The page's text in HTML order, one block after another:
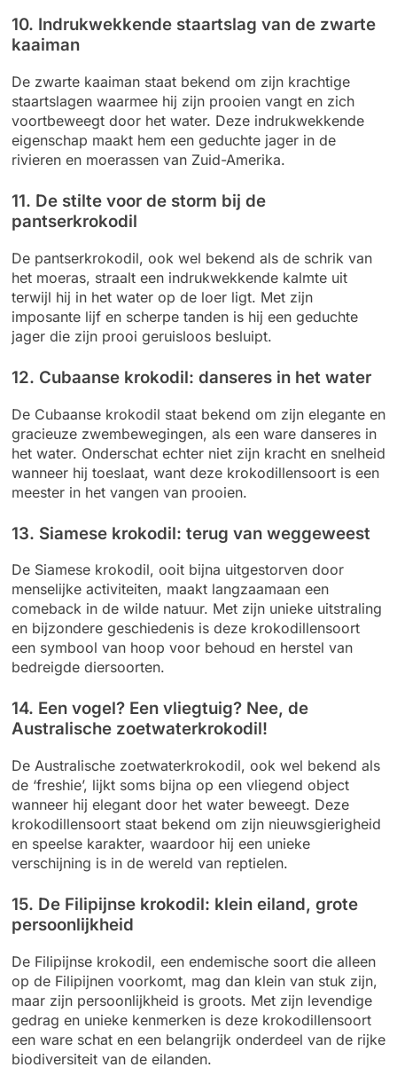
10. Indrukwekkende staartslag van de zwarte
kaaiman
De zwarte kaaiman staat bekend om zijn krachtige
staartslagen waarmee hij zijn prooien vangt en zich
voortbeweegt door het water. Deze indrukwekkende
eigenschap maakt hem een geduchte jager in de
rivieren en moerassen van Zuid-Amerika.
11. De stilte voor de storm bij de
pantserkrokodil
De pantserkrokodil, ook wel bekend als de schrik van
het moeras, straalt een indrukwekkende kalmte uit
terwijl hij in het water op de loer ligt. Met zijn
imposante lijf en scherpe tanden is hij een geduchte
jager die zijn prooi geruisloos besluipt.
12. Cubaanse krokodil: danseres in het water
De Cubaanse krokodil staat bekend om zijn elegante en
gracieuze zwembewegingen, als een ware danseres in
het water. Onderschat echter niet zijn kracht en snelheid
wanneer hij toeslaat, want deze krokodillensoort is een
meester in het vangen van prooien.
13. Siamese krokodil: terug van weggeweest
De Siamese krokodil, ooit bijna uitgestorven door
menselijke activiteiten, maakt langzaamaan een
comeback in de wilde natuur. Met zijn unieke uitstraling
en bijzondere geschiedenis is deze krokodillensoort
een symbool van hoop voor behoud en herstel van
bedreigde diersoorten.
14. Een vogel? Een vliegtuig? Nee, de
Australische zoetwaterkrokodil!
De Australische zoetwaterkrokodil, ook wel bekend als
de ‘freshie’, lijkt soms bijna op een vliegend object
wanneer hij elegant door het water beweegt. Deze
krokodillensoort staat bekend om zijn nieuwsgierigheid
en speelse karakter, waardoor hij een unieke
verschijning is in de wereld van reptielen.
15. De Filipijnse krokodil: klein eiland, grote
persoonlijkheid
De Filipijnse krokodil, een endemische soort die alleen
op de Filipijnen voorkomt, mag dan klein van stuk zijn,
maar zijn persoonlijkheid is groots. Met zijn levendige
gedrag en unieke kenmerken is deze krokodillensoort
een ware schat en een belangrijk onderdeel van de rijke
biodiversiteit van de eilanden.